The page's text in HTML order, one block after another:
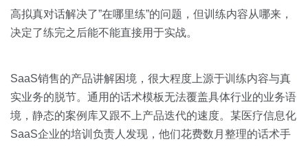
高拟真对话解决了”在哪里练”的问题，但训练内容从哪来，
决定了练完之后能不能直接用于实战。
SaaS销售的产品讲解困境，很大程度上源于训练内容与真
实业务的脱节。通用的话术模板无法覆盖具体行业的业务语
境，静态的案例库又跟不上产品迭代的速度。某医疗信息化
SaaS企业的培训负责人发现，他们花费数月整理的话术手